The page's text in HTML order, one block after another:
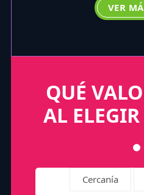
VER
QUÉ
AL
Cercanía